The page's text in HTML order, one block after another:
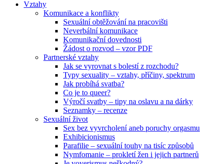
Vztahy
Komunikace a konflikty
Sexuální obtěžování na pracovišti
Neverbální komunikace
Komunikační dovednosti
Žádost o rozvod – vzor PDF
Partnerské vztahy
Jak se vyrovnat s bolestí z rozchodu?
Typy sexuality – vztahy, příčiny, spektrum
Jak probíhá svatba?
Co je to queer?
Výročí svatby – tipy na oslavu a na dárky
Seznamky – recenze
Sexuální život
Sex bez vyvrcholení aneb poruchy orgasmu
Exhibicionismus
Parafilie – sexuální touhy na tisíc způsobů
Nymfomanie – prokletí žen i jejich partnerů